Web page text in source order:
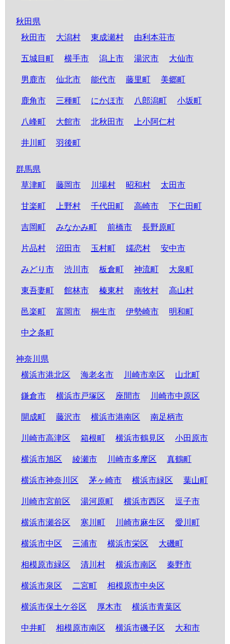
秋田県
秋田市
大潟村 東成瀬村 由利本荘市
五城目町 横手市 潟上市 湯沢市 大仙市
男鹿市 仙北市 能代市 藤里町 美郷町
鹿角市 三種町 にかほ市 八郎潟町 小坂町
八峰町 大館市 北秋田市 上小阿仁村
井川町 羽後町
群馬県
草津町
藤岡市 川場村 昭和村 太田市
甘楽町 上野村 千代田町 高崎市 下仁田町
吉岡町 みなかみ町 前橋市 長野原町
片品村 沼田市 玉村町 嬬恋村 安中市
みどり市 渋川市 板倉町 神流町 大泉町
東吾妻町 館林市 榛東村 南牧村 高山村
邑楽町 富岡市 桐生市 伊勢崎市 明和町
中之条町
神奈川県
横浜市港北区
海老名市 川崎市幸区 山北町
鎌倉市 横浜市戸塚区 座間市 川崎市中原区
開成町 藤沢市 横浜市港南区 南足柄市
川崎市高津区 箱根町 横浜市鶴見区 小田原市
横浜市旭区 綾瀬市 川崎市多摩区 真鶴町
横浜市神奈川区 茅ヶ崎市 横浜市緑区 葉山町
川崎市宮前区 湯河原町 横浜市西区 逗子市
横浜市瀬谷区 寒川町 川崎市麻生区 愛川町
横浜市中区 三浦市 横浜市栄区 大磯町
相模原市緑区 清川村 横浜市南区 秦野市
横浜市泉区 二宮町 相模原市中央区
横浜市保土ケ谷区 厚木市 横浜市青葉区
中井町 相模原市南区 横浜市磯子区 大和市